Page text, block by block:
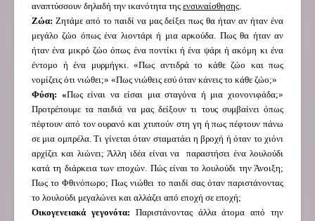
αναπτύσσουν δηλαδή την ικανότητα της ενσυναίσθησης.
Ζώα: Ζητάμε από το παιδί να μας δείξει πως θα ήταν αν ήταν ένα
μεγάλο ζώο όπως ένα λιοντάρι ή μια αρκούδα. Πως θα ήταν αν
ήταν ένα μικρό ζώο όπως ένα ποντίκι ή ένα ψάρι ή ακόμη κι ένα
έντομο ή ένα μυρμήγκι. «Πως αντιδρά το κάθε ζώο και πως
νομίζεις ότι νιώθει;» «Πως νιώθεις εσύ όταν κάνεις το κάθε ζώο;»
Φύση: «Πως είναι να είσαι μια σταγόνα ή μια χιονονιφάδα;»
Προτρέπουμε τα παιδιά να μας δείξουν τι τους συμβαίνει όπως
πέφτουν από τον ουρανό και χτυπούν στη γη ή πως πέφτουν πάνω
σε μια ομπρέλα. Τι γίνεται όταν σταματάει η βροχή ή όταν το χιόνι
αρχίζει και λιώνει; Άλλη ιδέα είναι να παραστήσει ένα λουλούδι
κατά τη διάρκεια των εποχών. Πώς είναι το λουλούδι την Άνοιξη;
Πως το Φθινόπωρο; Πως νιώθει το παιδί σας όταν παριστάνοντας
το λουλούδι μεγαλώνει και αλλάζει από εποχή σε εποχή;
Οικογενειακά γεγονότα: Παριστάνοντας άλλα άτομα από την